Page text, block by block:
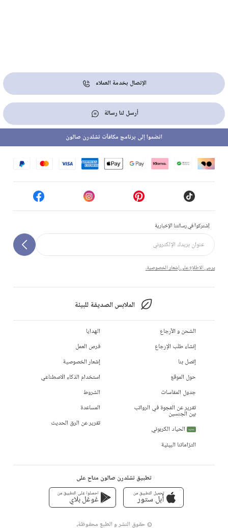
الإتصال بخدمة العملاء
أرسل لنا رسالة
إشتركوا في رسالتنا الإخبارية
يرجى الاطلاع على إشعار الخصوصية.
الملابس الصديقة للبيئة
انضموا إلى برنامج مكافآت تشلدرن صالون
الشحن و الأرجاع
إنشاء طلب الإرجاع
إتصل بنا
حول الموقع
جدول المقاسات
تقرير عن الفجوة في الرواتب
بين الجنسين
جديد
الحياد الكربوني
التزاماتنا البيئية
الهدايا
فرص العمل
إشعار الخصوصية
استخدام الذكاء الاصطناعي
الشروط
المساعدة
تقرير عن الرق الحديث
تطبيق تشلدرن صالون متاح على
تحميل التطبيق من
أبل ستور
احصلوا على التطبيق من
غوغل بلاي
© حقوق النشر و الطبع محفوظة،